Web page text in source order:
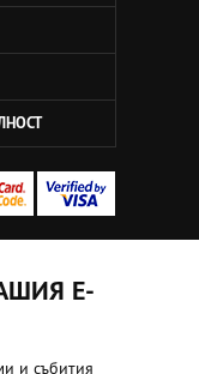
Е-
и събития